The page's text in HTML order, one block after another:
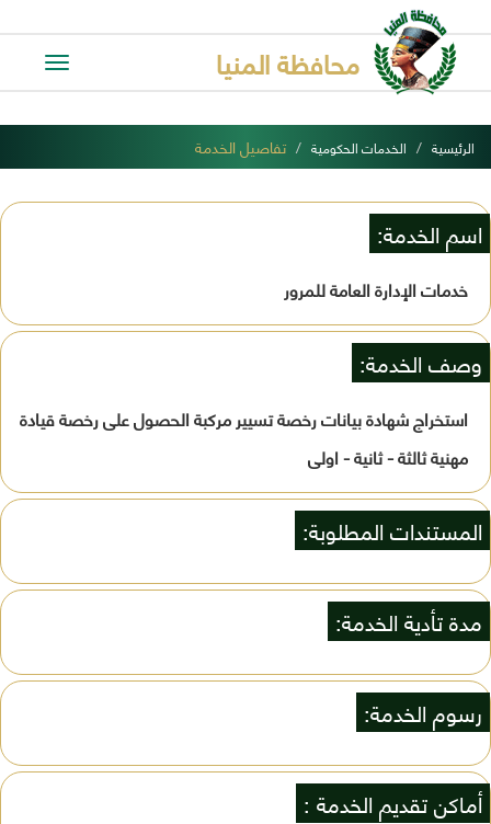
Toggle
محافظة المنيا
الرئيسية الخدمات الحكومية تفاصيل الخدمة
اسم الخدمة:
خدمات الإدارة العامة للمرور
وصف الخدمة:
استخراج شهادة بيانات رخصة تسيير مركبة الحصول على رخصة قيادة
مهنية ثالثة - ثانية - اولى
المستندات المطلوبة:
مدة تأدية الخدمة:
رسوم الخدمة:
أماكن تقديم الخدمة :